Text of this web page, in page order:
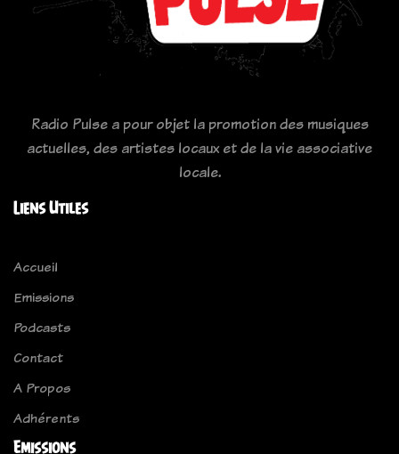
Radio Pulse a pour objet la promotion des musiques
actuelles, des artistes locaux et de la vie associative
locale.
Liens Utiles
Accueil
Emissions
Podcasts
Contact
A Propos
Adhérents
Emissions